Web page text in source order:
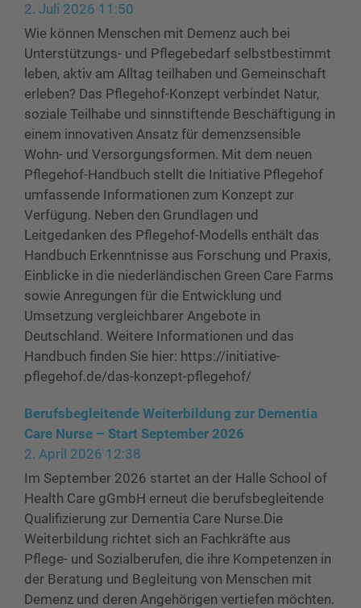
2. Juli 2026 11:50
Wie können Menschen mit Demenz auch bei
Unterstützungs- und Pflegebedarf selbstbestimmt
leben, aktiv am Alltag teilhaben und Gemeinschaft
erleben? Das Pflegehof-Konzept verbindet Natur,
soziale Teilhabe und sinnstiftende Beschäftigung in
einem innovativen Ansatz für demenzsensible
Wohn- und Versorgungsformen. Mit dem neuen
Pflegehof-Handbuch stellt die Initiative Pflegehof
umfassende Informationen zum Konzept zur
Verfügung. Neben den Grundlagen und
Leitgedanken des Pflegehof-Modells enthält das
Handbuch Erkenntnisse aus Forschung und Praxis,
Einblicke in die niederländischen Green Care Farms
sowie Anregungen für die Entwicklung und
Umsetzung vergleichbarer Angebote in
Deutschland. Weitere Informationen und das
Handbuch finden Sie hier: https://initiative-
pflegehof.de/das-konzept-pflegehof/
Berufsbegleitende Weiterbildung zur Dementia
Care Nurse – Start September 2026
2. April 2026 12:38
Im September 2026 startet an der Halle School of
Health Care gGmbH erneut die berufsbegleitende
Qualifizierung zur Dementia Care Nurse.Die
Weiterbildung richtet sich an Fachkräfte aus
Pflege- und Sozialberufen, die ihre Kompetenzen in
der Beratung und Begleitung von Menschen mit
Demenz und deren Angehörigen vertiefen möchten.